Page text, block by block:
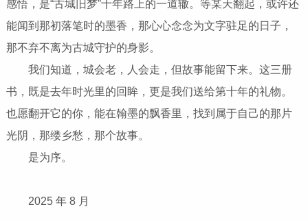
感悟，是“古城旧梦”十年路上的一道辙。等某天翻起，或许还
能闻到那初落笔时的墨香，那心心念念为文字驻足的日子，
那不弃不离为古城守护的身影。
我们知道，城会老，人会走，但故事能留下来。这三册
书，既是去年时光里的回眸，更是我们送给第十年的礼物。
也愿翻开它的你，能在翰墨的飘香里，找到属于自己的那片
光阴，那缕乡愁，那个故事。
是为序。
2025 年 8 月